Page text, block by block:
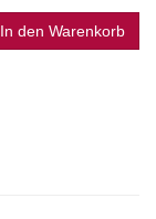
In den Warenkorb